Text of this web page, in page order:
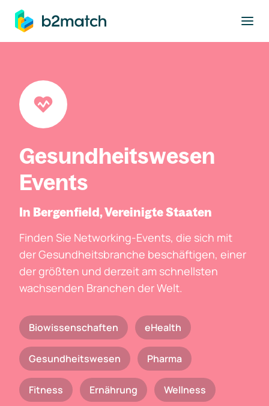
springen
Gesundheitswesen
Events
In Bergenfield, Vereinigte Staaten
Finden Sie Networking-Events, die sich mit
der Gesundheitsbranche beschäftigen, einer
der größten und derzeit am schnellsten
wachsenden Branchen der Welt.
Biowissenschaften eHealth
Gesundheitswesen Pharma
Fitness Ernährung Wellness